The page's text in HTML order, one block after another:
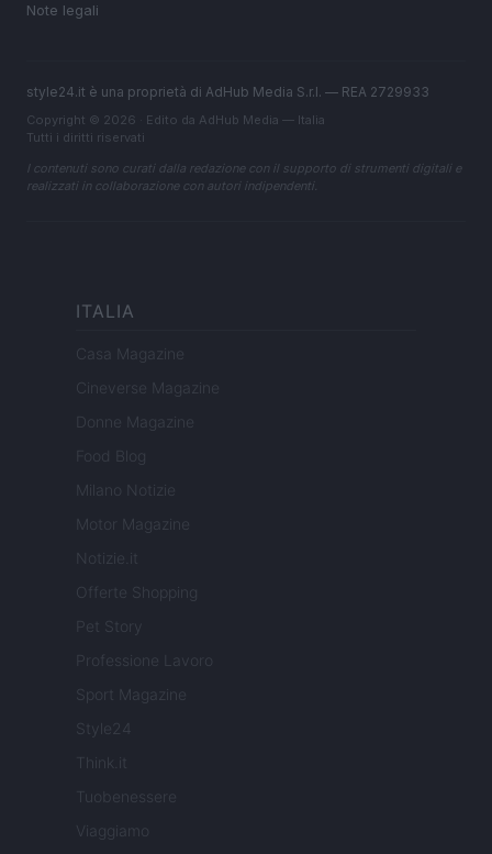
Note legali
style24.it è una proprietà di AdHub Media S.r.l. — REA 2729933
Copyright © 2026 · Edito da AdHub Media — Italia
Tutti i diritti riservati
I contenuti sono curati dalla redazione con il supporto di strumenti digitali e
realizzati in collaborazione con autori indipendenti.
ITALIA
Casa Magazine
Cineverse Magazine
Donne Magazine
Food Blog
Milano Notizie
Motor Magazine
Notizie.it
Offerte Shopping
Pet Story
Professione Lavoro
Sport Magazine
Style24
Think.it
Tuobenessere
Viaggiamo